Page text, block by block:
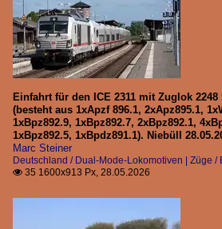
Einfahrt für den ICE 2311 mit Zuglok 2248
(besteht aus 1xApzf 896.1, 2xApz895.1,
1xBpz892.9, 1xBpz892.7, 2xBpz892.1,
1xBpz892.5, 1xBpdz891.1). Niebüll
Marc Steiner
Deutschland / Dual-Mode-Lokomotiven | Züge /
 35 1600x913 Px, 28.05.2026